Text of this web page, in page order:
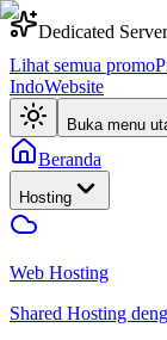
Dedicated
Lihat semua promo
IndoWebsite
Buka menu
Beranda
Hosting
Web Hosting
Shared Hosting